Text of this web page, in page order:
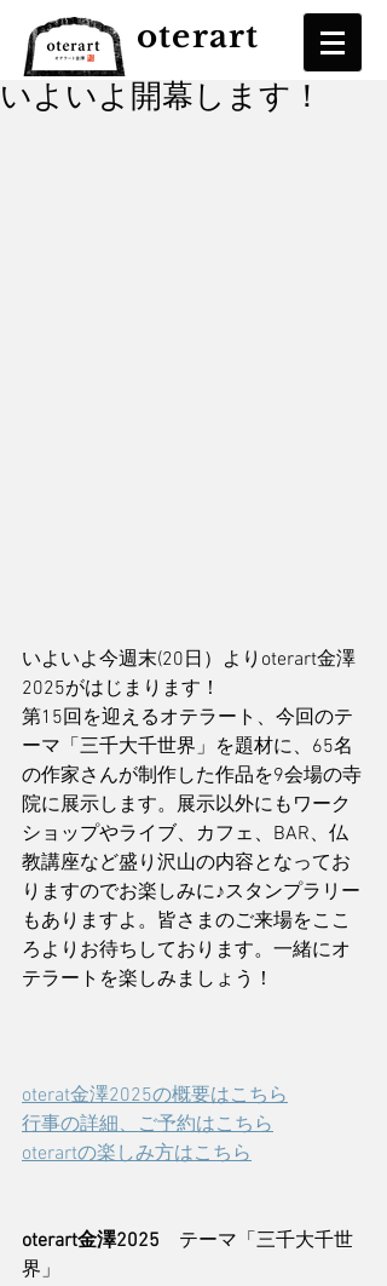
oterart
いよいよ開幕します！
いよいよ今週末(20日）よりoterart金澤
2025がはじまります！
第15回を迎えるオテラート、今回のテ
ーマ「三千大千世界」を題材に、65名
の作家さんが制作した作品を9会場の寺
院に展示します。展示以外にもワーク
ショップやライブ、カフェ、BAR、仏
教講座など盛り沢山の内容となってお
りますのでお楽しみに♪スタンプラリー
もありますよ。皆さまのご来場をここ
ろよりお待ちしております。一緒にオ
テラートを楽しみましょう！
oterat金澤2025の概要はこちら
行事の詳細、ご予約はこちら
oterartの楽しみ方はこちら
oterart金澤2025 テーマ「三千大千世
界」